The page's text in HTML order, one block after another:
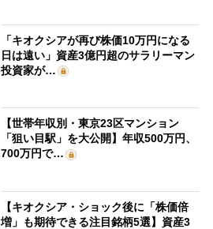
「キオクシアが再び株価10万円になる
日は遠い」資産3億円超のサラリーマン
投資家が…
【世帯年収別・東京23区マンション
「狙い目駅」を大公開】年収500万円、
700万円で…
【キオクシア・ショック後に「株価倍
増」も期待できる注目銘柄5選】資産3